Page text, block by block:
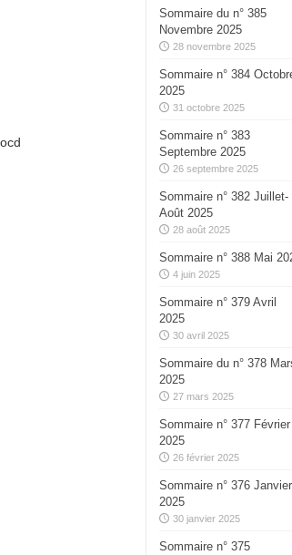
Sommaire du n° 385
Novembre 2025
28 novembre 2025
Sommaire n° 384
2025
31 octobre 2025
Sommaire n° 383
Septembre 2025
26 septembre 2025
Sommaire n° 382 Juillet-
Août 2025
28 août 2025
Sommaire n° 388 Mai
4 juin 2025
Sommaire n° 379 Avril
2025
30 avril 2025
Sommaire du n° 378
2025
27 mars 2025
Sommaire n° 377 Février
2025
26 février 2025
Sommaire n° 376 Janvier
2025
30 janvier 2025
Sommaire n° 375